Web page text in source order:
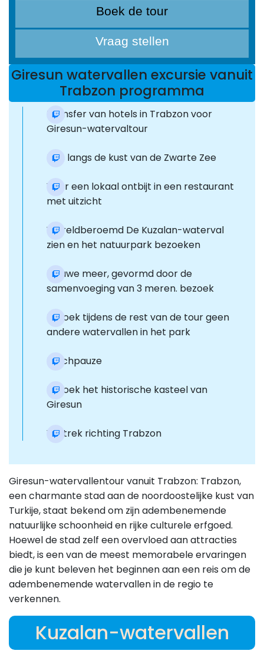
Boek de tour
Vraag stellen
Giresun watervallen excursie vanuit
Trabzon programma
Transfer van hotels in Trabzon voor
Giresun-watervaltour
Reis langs de kust van de Zwarte Zee
Voor een lokaal ontbijt in een restaurant
met uitzicht
Wereldberoemd De Kuzalan-waterval
zien en het natuurpark bezoeken
Blauwe meer, gevormd door de
samenvoeging van 3 meren. bezoek
Bezoek tijdens de rest van de tour geen
andere watervallen in het park
Lunchpauze
Bezoek het historische kasteel van
Giresun
Vertrek richting Trabzon
Giresun-watervallentour vanuit Trabzon: Trabzon,
een charmante stad aan de noordoostelijke kust van
Turkije, staat bekend om zijn adembenemende
natuurlijke schoonheid en rijke culturele erfgoed.
Hoewel de stad zelf een overvloed aan attracties
biedt, is een van de meest memorabele ervaringen
die je kunt beleven het beginnen aan een reis om de
adembenemende watervallen in de regio te
verkennen.
Kuzalan-watervallen